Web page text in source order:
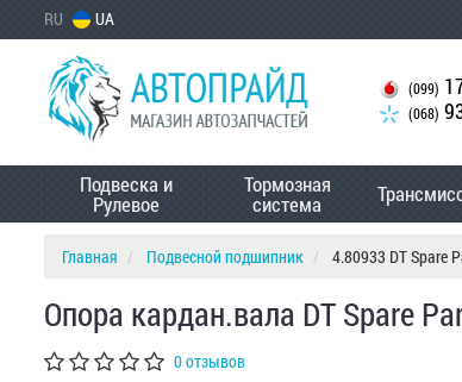
RU UA
(099)
(068)
Подвеска и
Рулевое
Тормозная
система
Главная Подвесной подшипник 4.80933 DT Spare
Опора кардан.вала DT Spare
0 отзывов